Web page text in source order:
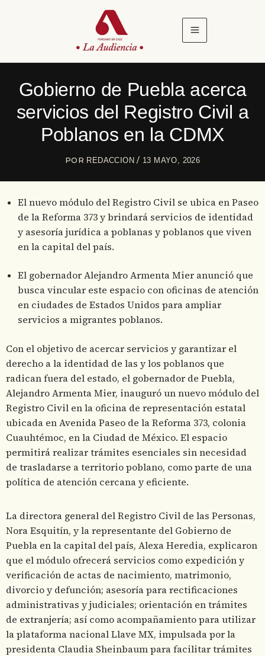
Gobierno de Puebla acerca
servicios del Registro Civil a
Poblanos en la CDMX
POR REDACCION/ 13 MAYO, 2026
El nuevo módulo del Registro Civil se ubica en Paseo
de la Reforma 373 y brindará servicios de identidad
y asesoría jurídica a poblanas y poblanos que viven
en la capital del país.
El gobernador Alejandro Armenta Mier anunció que
busca vincular este espacio con oficinas de atención
en ciudades de Estados Unidos para ampliar
servicios a migrantes poblanos.
Con el objetivo de acercar servicios y garantizar el
derecho a la identidad de las y los poblanos que
radican fuera del estado, el gobernador de Puebla,
Alejandro Armenta Mier, inauguró un nuevo módulo del
Registro Civil en la oficina de representación estatal
ubicada en Avenida Paseo de la Reforma 373, colonia
Cuauhtémoc, en la Ciudad de México. El espacio
permitirá realizar trámites esenciales sin necesidad
de trasladarse a territorio poblano, como parte de una
política de atención cercana y eficiente.
La directora general del Registro Civil de las Personas,
Nora Esquitín, y la representante del Gobierno de
Puebla en la capital del país, Alexa Heredia, explicaron
que el módulo ofrecerá servicios como expedición y
verificación de actas de nacimiento, matrimonio,
divorcio y defunción; asesoría para rectificaciones
administrativas y judiciales; orientación en trámites
de extranjería; así como acompañamiento para utilizar
la plataforma nacional Llave MX, impulsada por la
presidenta Claudia Sheinbaum para facilitar trámites